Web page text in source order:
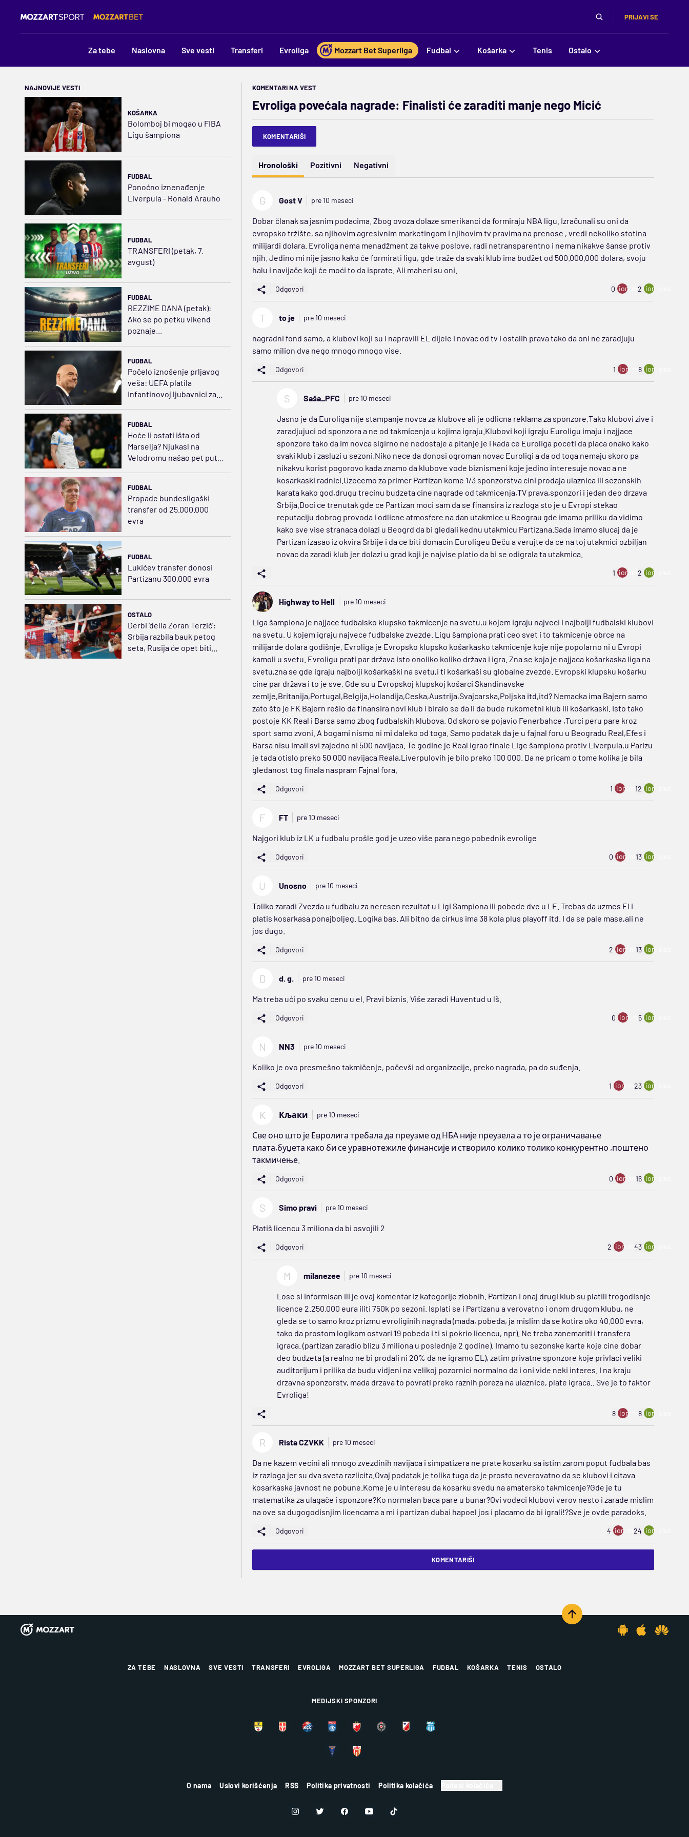
PRIJAVI SE
Za tebe Naslovna Sve vesti Transferi Evroliga Mozzart Bet Superliga Fudbal Košarka Tenis Ostalo
NAJNOVIJE VESTI
KOŠARKA
Bolomboj bi mogao u FIBA
Ligu šampiona
FUDBAL
Ponoćno iznenađenje
Liverpula - Ronald Arauho
FUDBAL
TRANSFERI (petak, 7.
avgust)
FUDBAL
REZZIME DANA (petak):
Ako se po petku vikend
poznaje...
FUDBAL
Počelo iznošenje prljavog
veša: UEFA platila
Infantinovoj ljubavnici za
FUDBAL
Hoće li ostati išta od
Marselja? Njukasl na
Velodromu našao pet puta
FUDBAL
Propade bundesligaški
transfer od 25.000.000
evra
FUDBAL
Lukićev transfer donosi
Partizanu 300.000 evra
OSTALO
Derbi ’della Zoran Terzić’:
Srbija razbila bauk petog
seta, Rusija će opet biti
KOMENTARI NA VEST
Evroliga povećala nagrade: Finalisti će zaraditi manje nego Micić
KOMENTARIŠI
Hronološki Pozitivni Negativni
G Gost V pre 10 meseci
Dobar članak sa jasnim podacima. Zbog ovoza dolaze smerikanci da formiraju NBA ligu. Izračunali su oni da
evropsko tržište, sa njihovim agresivnim marketingom i njihovim tv pravima na prenose , vredi nekoliko stotina
milijardi dolara. Evroliga nema menadžment za takve poslove, radi netransparentno i nema nikakve šanse protiv
njih. Jedino mi nije jasno kako će formirati ligu, gde traže da svaki klub ima budžet od 500.000.000 dolara, svoju
halu i navijače koji će moći to da isprate. Ali maheri su oni.
Odgovori 0 ion:minus
2 ion:plus
T to je pre 10 meseci
nagradni fond samo, a klubovi koji su i napravili EL dijele i novac od tv i ostalih prava tako da oni ne zaradjuju
samo milion dva nego mnogo mnogo vise.
Odgovori 1 ion:minus
8 ion:plus
S Saša_PFC pre 10 meseci
Jasno je da Euroliga nije stampanje novca za klubove ali je odlicna reklama za sponzore.Tako klubovi zive i
zaradjujuci od sponzora a ne od takmicenja u kojima igraju.Klubovi koji igraju Euroligu imaju i najjace
sponzore tako da im novca sigirno ne nedostaje a pitanje je i kada ce Euroliga poceti da placa onako kako
svaki klub i zasluzi u sezoni.Niko nece da donosi ogroman novac Euroligi a da od toga nemaju skoro pa
nikakvu korist pogorovo kada znamo da klubove vode biznismeni koje jedino interesuje novac a ne
kosarkaski radnici.Uzecemo za primer Partizan kome 1/3 sponzorstva cini prodaja ulaznica ili sezonskih
karata kako god,drugu trecinu budzeta cine nagrade od takmicenja,TV prava,sponzori i jedan deo drzava
Srbija.Doci ce trenutak gde ce Partizan moci sam da se finansira iz razloga sto je u Evropi stekao
reputaciju dobrog provoda i odlicne atmosfere na dan utakmice u Beograu gde imamo priliku da vidimo
kako sve vise stranaca dolazi u Beogrd da bi gledali kednu utakmicu Partizana.Sada imamo slucaj da je
Partizan izasao iz okvira Srbije i da ce biti domacin Euroligeu Beču a verujte da ce na toj utakmici ozbiljan
novac da zaradi klub jer dolazi u grad koji je najvise platio da bi se odigrala ta utakmica.
1 ion:minus
2 ion:plus
Highway to Hell pre 10 meseci
Liga šampiona je najjace fudbalsko klupsko takmicenje na svetu,u kojem igraju najveci i najbolji fudbalski klubovi
na svetu. U kojem igraju najvece fudbalske zvezde. Ligu šampiona prati ceo svet i to takmicenje obrce na
milijarde dolara godišnje. Evroliga je Evropsko klupsko košarkasko takmicenje koje nije popolarno ni u Evropi
kamoli u svetu. Evroligu prati par država isto onoliko koliko država i igra. Zna se koja je najjaca košarkaska liga na
svetu,zna se gde igraju najbolji košarkaški na svetu,i ti košarkaši su globalne zvezde. Evropski klupsku košarku
cine par država i to je sve. Gde su u Evropskoj klupskoj košarci Skandinavske
zemlje,Britanija,Portugal,Belgija,Holandija,Ceska,Austrija,Svajcarska,Poljska itd,itd? Nemacka ima Bajern samo
zato što je FK Bajern rešio da finansira novi klub i biralo se da li da bude rukometni klub ili košarkaski. Isto tako
postoje KK Real i Barsa samo zbog fudbalskih klubova. Od skoro se pojavio Fenerbahce ,Turci peru pare kroz
sport samo zvoni. A bogami nismo ni mi daleko od toga. Samo podatak da je u fajnal foru u Beogradu Real,Efes i
Barsa nisu imali svi zajedno ni 500 navijaca. Te godine je Real igrao finale Lige šampiona protiv Liverpula,u Parizu
je tada otislo preko 50 000 navijaca Reala,Liverpulovih je bilo preko 100 000. Da ne pricam o tome kolika je bila
gledanost tog finala naspram Fajnal fora.
Odgovori 1 ion:minus
12 ion:plus
F FT pre 10 meseci
Najgori klub iz LK u fudbalu prošle god je uzeo više para nego pobednik evrolige
Odgovori 0 ion:minus
13 ion:plus
U Unosno pre 10 meseci
Toliko zaradi Zvezda u fudbalu za neresen rezultat u Ligi Sampiona ili pobede dve u LE. Trebas da uzmes El i
platis kosarkasa ponajboljeg. Logika bas. Ali bitno da cirkus ima 38 kola plus playoff itd. I da se pale mase,ali ne
jos dugo.
Odgovori 2 ion:minus
13 ion:plus
D d. g. pre 10 meseci
Ma treba ući po svaku cenu u el. Pravi biznis. Više zaradi Huventud u lš.
Odgovori 0 ion:minus
5 ion:plus
N NN3 pre 10 meseci
Koliko je ovo presmešno takmičenje, počevši od organizacije, preko nagrada, pa do suđenja.
Odgovori 1 ion:minus
23 ion:plus
К Кљаки pre 10 meseci
Све оно што је Евролига требала да преузме од НБА није преузела а то је ограничавање
плата,буџета како би се уравнотежиле финансије и створило колико толико конкурентно ,поштено
такмичење.
Odgovori 0 ion:minus
16 ion:plus
S Simo pravi pre 10 meseci
Platiš licencu 3 miliona da bi osvojili 2
Odgovori 2 ion:minus
43 ion:plus
M milanezee pre 10 meseci
Lose si informisan ili je ovaj komentar iz kategorije zlobnih. Partizan i onaj drugi klub su platili trogodisnje
licence 2.250.000 eura iliti 750k po sezoni. Isplati se i Partizanu a verovatno i onom drugom klubu, ne
gleda se to samo kroz prizmu evroliginih nagrada (mada, pobeda, ja mislim da se kotira oko 40.000 evra,
tako da prostom logikom ostvari 19 pobeda i ti si pokrio licencu, npr). Ne treba zanemariti i transfera
igraca. (partizan zaradio blizu 3 miliona u poslednje 2 godine). Imamo tu sezonske karte koje cine dobar
deo budzeta (a realno ne bi prodali ni 20% da ne igramo EL), zatim privatne sponzore koje privlaci veliki
auditorijum i prilika da budu vidjeni na velikoj pozornici normalno da i oni vide neki interes. I na kraju
drzavna sponzorstv, mada drzava to povrati preko raznih poreza na ulaznice, plate igraca.. Sve je to faktor
Evroliga!
8 ion:minus
8 ion:plus
R Rista CZVKK pre 10 meseci
Da ne kazem vecini ali mnogo zvezdinih navijaca i simpatizera ne prate kosarku sa istim zarom poput fudbala bas
iz razloga jer su dva sveta razlicita.Ovaj podatak je tolika tuga da je prosto neverovatno da se klubovi i citava
kosarkaska javnost ne pobune.Kome je u interesu da kosarku svedu na amatersko takmicenje?Gde je tu
matematika za ulagače i sponzore?Ko normalan baca pare u bunar?Ovi vodeci klubovi verov nesto i zarade mislim
na ove sa dugogodisnjim licencama a mi i partizan dubai hapoel jos i placamo da bi igrali!?Sve je ovde paradoks.
Odgovori 4 ion:minus
24 ion:plus
KOMENTARIŠI
ZA TEBE NASLOVNA SVE VESTI TRANSFERI EVROLIGA MOZZART BET SUPERLIGA FUDBAL KOŠARKA TENIS OSTALO
MEDIJSKI SPONZORI
O nama Uslovi korišćenja RSS Politika privatnosti Politika kolačića